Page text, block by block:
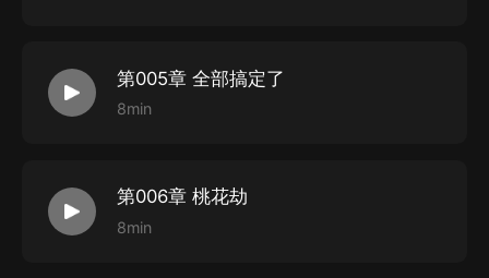
第005章 全部搞定了
8min
第006章 桃花劫
8min